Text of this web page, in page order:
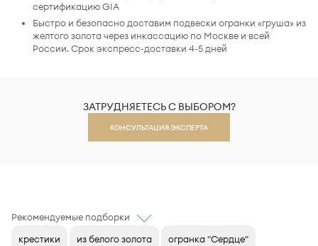
сертификацию GIA
Быстро и безопасно доставим подвески огранки «груша» из
желтого золота через инкассацию по Москве и всей
России. Срок экспресс-доставки 4-5 дней
ЗАТРУДНЯЕТЕСЬ С ВЫБОРОМ?
КОНСУЛЬТАЦИЯ ЭКСПЕРТА
Рекомендуемые подборки
крестики
из белого золота огранка "Сердце"